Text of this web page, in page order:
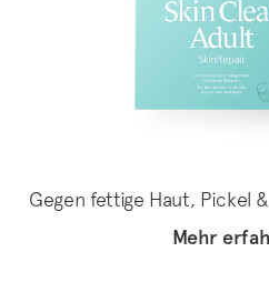
Gegen fettige Haut, Pickel
Mehr